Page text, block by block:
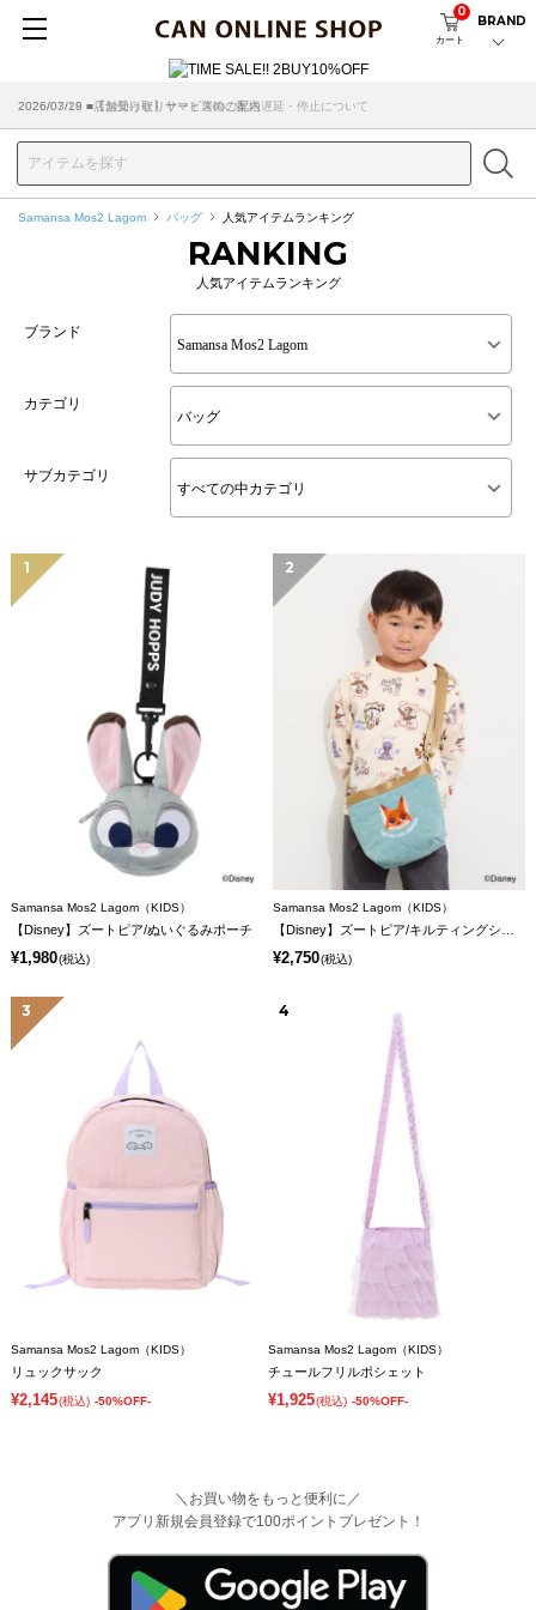
カート
0
BRAND
2026/07/29 ■【お知らせ】ヤマト運輸の配送遅延・停止について
2026/03/18 ■店舗受け取りサービスのご案内
Samansa Mos2 Lagom バッグ 人気アイテムランキング
RANKING
人気アイテムランキング
ブランド
カテゴリ
サブカテゴリ
1
Samansa Mos2 Lagom（KIDS）
【Disney】ズートピア/ぬいぐるみポーチ
¥1,980(税込)
2
Samansa Mos2 Lagom（KIDS）
¥2,750(税込)
3
Samansa Mos2 Lagom（KIDS）
リュックサック
¥2,145(税込) -50%OFF-
4
Samansa Mos2 Lagom（KIDS）
チュールフリルポシェット
¥1,925(税込) -50%OFF-
＼お買い物をもっと便利に／
アプリ新規会員登録で100ポイントプレゼント！